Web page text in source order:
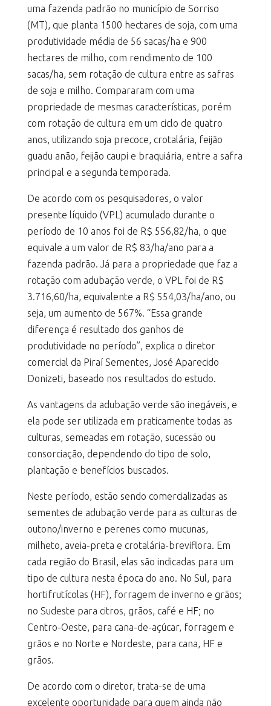
uma fazenda padrão no município de Sorriso
(MT), que planta 1500 hectares de soja, com uma
produtividade média de 56 sacas/ha e 900
hectares de milho, com rendimento de 100
sacas/ha, sem rotação de cultura entre as safras
de soja e milho. Compararam com uma
propriedade de mesmas características, porém
com rotação de cultura em um ciclo de quatro
anos, utilizando soja precoce, crotalária, feijão
guadu anão, feijão caupi e braquiária, entre a safra
principal e a segunda temporada.
De acordo com os pesquisadores, o valor
presente líquido (VPL) acumulado durante o
período de 10 anos foi de R$ 556,82/ha, o que
equivale a um valor de R$ 83/ha/ano para a
fazenda padrão. Já para a propriedade que faz a
rotação com adubação verde, o VPL foi de R$
3.716,60/ha, equivalente a R$ 554,03/ha/ano, ou
seja, um aumento de 567%. “Essa grande
diferença é resultado dos ganhos de
produtividade no período”, explica o diretor
comercial da Piraí Sementes, José Aparecido
Donizeti, baseado nos resultados do estudo.
As vantagens da adubação verde são inegáveis, e
ela pode ser utilizada em praticamente todas as
culturas, semeadas em rotação, sucessão ou
consorciação, dependendo do tipo de solo,
plantação e benefícios buscados.
Neste período, estão sendo comercializadas as
sementes de adubação verde para as culturas de
outono/inverno e perenes como mucunas,
milheto, aveia-preta e crotalária-breviflora. Em
cada região do Brasil, elas são indicadas para um
tipo de cultura nesta época do ano. No Sul, para
hortifrutícolas (HF), forragem de inverno e grãos;
no Sudeste para citros, grãos, café e HF; no
Centro-Oeste, para cana-de-açúcar, forragem e
grãos e no Norte e Nordeste, para cana, HF e
grãos.
De acordo com o diretor, trata-se de uma
excelente oportunidade para quem ainda não